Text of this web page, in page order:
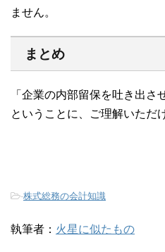
ません。
まとめ
「企業の内部留保を吐き出
ということに、ご理解いただ
-株式総務の会計知識
執筆者： 火星に似たもの